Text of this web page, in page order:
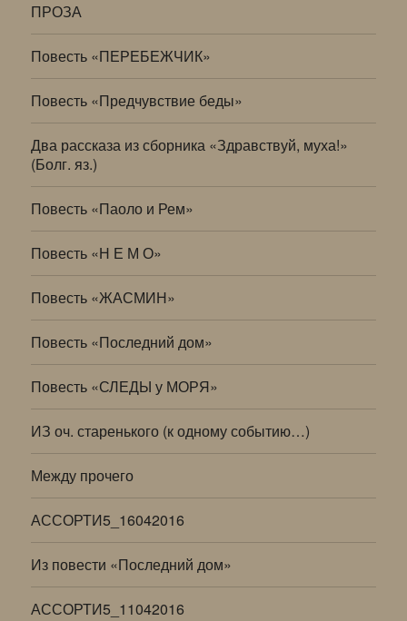
ПРОЗА
Повесть «ПЕРЕБЕЖЧИК»
Повесть «Предчувствие беды»
Два рассказа из сборника «Здравствуй, муха!»
(Болг. яз.)
Повесть «Паоло и Рем»
Повесть «Н Е М О»
Повесть «ЖАСМИН»
Повесть «Последний дом»
Повесть «СЛЕДЫ у МОРЯ»
ИЗ оч. старенького (к одному событию…)
Между прочего
АССОРТИ5_16042016
Из повести «Последний дом»
АССОРТИ5_11042016